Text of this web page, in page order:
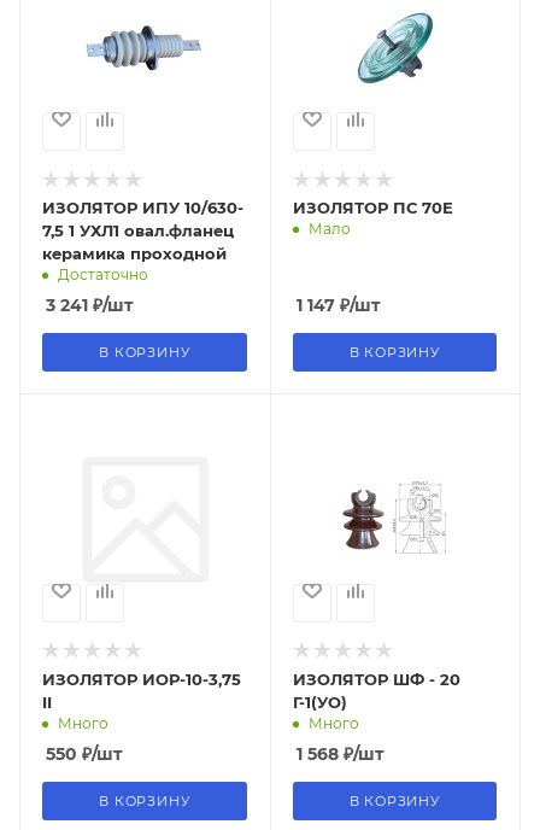
ИЗОЛЯТОР ИПУ 10/630-
7,5 1 УХЛ1 овал.фланец
керамика проходной
Достаточно
3 241 ₽/шт
В КОРЗИНУ
ИЗОЛЯТОР ПС 70Е
Мало
1 147₽/шт
В КОРЗИНУ
ИЗОЛЯТОР ИОР-10-3,75
II
Много
550 ₽/шт
В КОРЗИНУ
ИЗОЛЯТОР ШФ - 20
Г-1(УО)
Много
1 568₽/шт
В КОРЗИНУ